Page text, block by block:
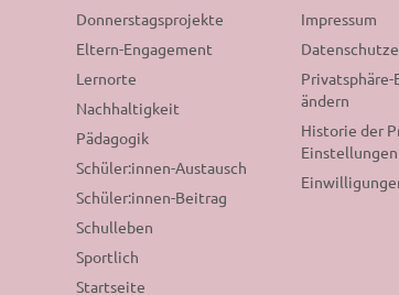
Donnerstagsprojekte
Eltern-Engagement
Lernorte
Nachhaltigkeit
Pädagogik
Schüler:innen-Austausch
Schüler:innen-Beitrag
Schulleben
Sportlich
Startseite
Impressum
ändern
Historie der
Einstellungen